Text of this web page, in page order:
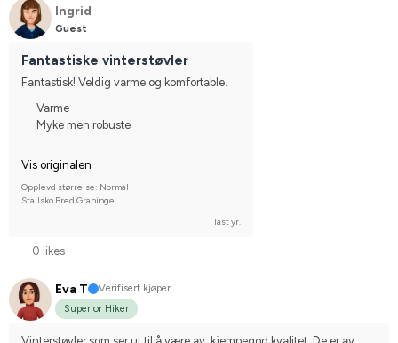
Ingrid
Guest
Fantastiske vinterstøvler
Fantastisk! Veldig varme og komfortable.
Varme
Myke men robuste
Vis originalen
Opplevd størrelse: Normal
Stallsko Bred Graninge
last yr.
0 likes
Eva T
Verifisert kjøper
Superior Hiker